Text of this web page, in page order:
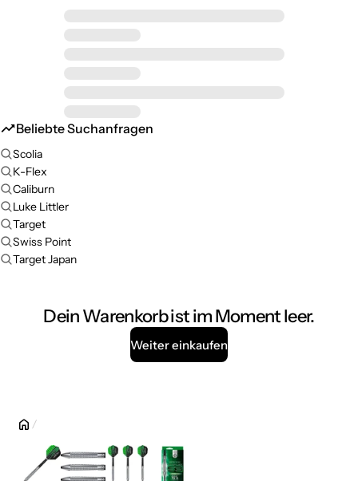
Beliebte Suchanfragen
Scolia
K-Flex
Caliburn
Luke Littler
Target
Swiss Point
Target Japan
Dein Warenkorb ist im Moment leer.
Weiter einkaufen